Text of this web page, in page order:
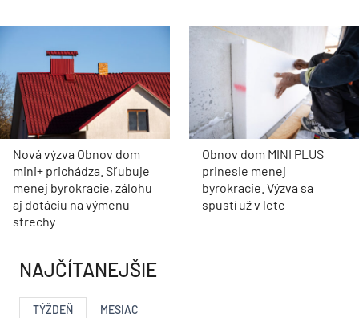
Nová výzva Obnov dom
mini+ prichádza. Sľubuje
menej byrokracie, zálohu
aj dotáciu na výmenu
strechy
Obnov dom MINI PLUS
prinesie menej
byrokracie. Výzva sa
spustí už v lete
NAJČÍTANEJŠIE
TÝŽDEŇ MESIAC